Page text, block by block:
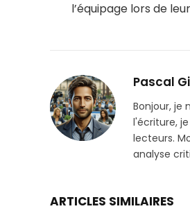
l’équipage lors de
Pascal
Bonjour, je
l'écriture,
lecteurs.
analyse
ARTICLES SIMILAIRES